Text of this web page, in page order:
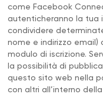
come Facebook
autenticheranno la tua
condividere
nome e indirizzo email)
modulo di iscrizione.
la possibilità di
questo sito web nella
con altri all’interno